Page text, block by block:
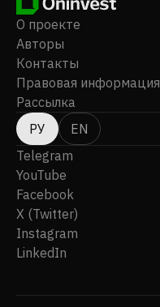
О проекте
Авторы
Контакты
Правовая информация
Рассылка
РУ
EN
Telegram
YouTube
Facebook
X (Twitter)
Instagram
LinkedIn